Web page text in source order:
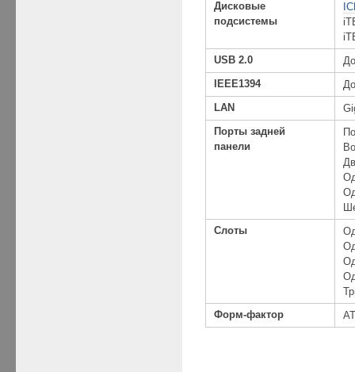
Дисковые
подсистемы
USB 2.0
IEEE1394
LAN
Порты задней
панели
Слоты
Форм-фактор